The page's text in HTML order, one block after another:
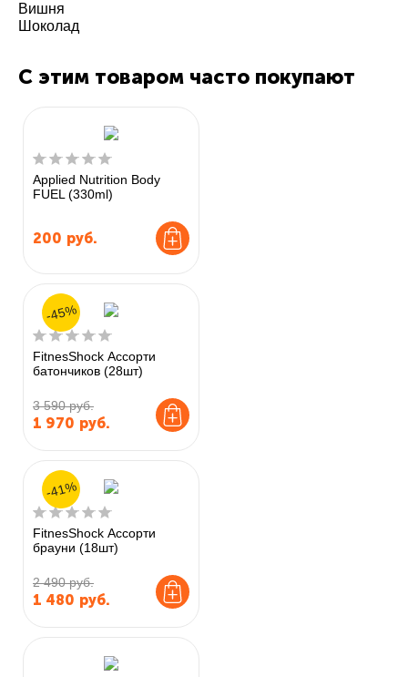
Вишня
Шоколад
С этим товаром часто покупают
Applied Nutrition Body
FUEL (330ml)
200 руб.
FitnesShock Ассорти
батончиков (28шт)
3 590 руб.
1 970 руб.
-45%
FitnesShock Ассорти
брауни (18шт)
2 490 руб.
1 480 руб.
-41%